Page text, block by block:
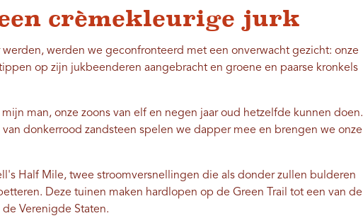
crèmekleurige jurk
werden, werden we geconfronteerd met een onverwacht gezicht: onze
op zijn jukbeenderen aangebracht en groene en paarse kronkels
man, onze zoons van elf en negen jaar oud hetzelfde kunnen doen.
donkerrood zandsteen spelen we dapper mee en brengen we onze
Half Mile, twee stroomversnellingen die als donder zullen bulderen
Deze tuinen maken hardlopen op de Green Trail tot een van de
Verenigde Staten.